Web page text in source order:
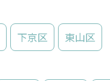
下京区 東山区